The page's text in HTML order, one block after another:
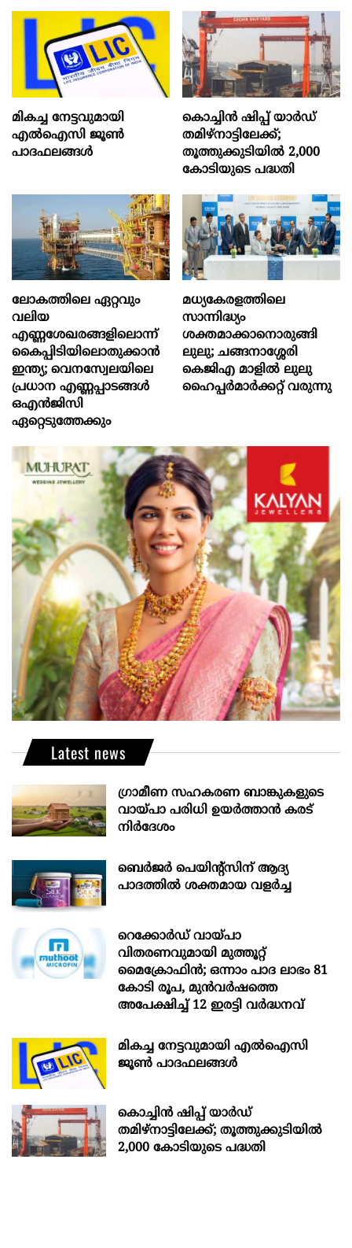
മികച്ച നേട്ടവുമായി
എൽഐസി ജൂൺ
പാദഫലങ്ങൾ
കൊച്ചിന്‍ ഷിപ്പ് യാർഡ്
തമിഴ്നാട്ടിലേക്ക്;
തൂത്തുക്കുടിയിൽ 2,000
കോടിയുടെ പദ്ധതി
ലോകത്തിലെ ഏറ്റവും
വലിയ
എണ്ണശേഖരങ്ങളിലൊന്ന്
കൈപ്പിടിയിലൊതുക്കാന്‍
ഇന്ത്യ; വെനസ്വേലയിലെ
പ്രധാന എണ്ണപ്പാടങ്ങള്‍
ഒഎന്‍ജിസി
ഏറ്റെടുത്തേക്കും
മധ്യകേരളത്തിലെ
സാന്നിദ്ധ്യം
ശക്തമാക്കാനൊരുങ്ങി
ലുലു; ചങ്ങനാശ്ശേരി
കെജിഎ മാളിൽ ലുലു
ഹൈപ്പർമാർക്കറ്റ് വരുന്നു
Latest news
ഗ്രാമീണ സഹകരണ ബാങ്കുകളുടെ
വായ്പാ പരിധി ഉയർത്താൻ കരട്
നിർദേശം
ബെർജർ പെയിന്റ്സിന് ആദ്യ
പാദത്തിൽ ശക്തമായ വളർച്ച
റെക്കോർഡ് വായ്പാ
വിതരണവുമായി മുത്തൂറ്റ്
മൈക്രോഫിൻ; ഒന്നാം പാദ ലാഭം 81
കോടി രൂപ, മുൻവർഷത്തെ
അപേക്ഷിച്ച് 12 ഇരട്ടി വർദ്ധനവ്
മികച്ച നേട്ടവുമായി എൽഐസി
ജൂൺ പാദഫലങ്ങൾ
കൊച്ചിന്‍ ഷിപ്പ് യാർഡ്
തമിഴ്നാട്ടിലേക്ക്; തൂത്തുക്കുടിയിൽ
2,000 കോടിയുടെ പദ്ധതി